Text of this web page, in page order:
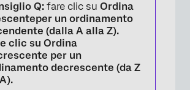
Q: fare clic su Ordina
un ordinamento
(dalla A alla Z).
clic su Ordina
per un
decrescente (da Z